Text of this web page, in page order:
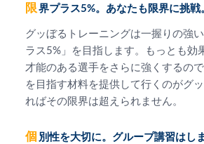
限界プラス5%。あなたも限界に挑戦
グッぼるトレーニングは一握りの強
ラス5%」を目指します。もっとも効
才能のある選手をさらに強くするの
を目指す材料を提供して行くのがグ
ればその限界は超えられません。
個別性を大切に。グループ講習はし